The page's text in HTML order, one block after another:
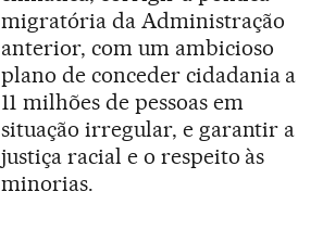
migratória da Administração
anterior, com um ambicioso
plano de conceder cidadania a
11 milhões de pessoas em
situação irregular, e garantir a
justiça racial e o respeito às
minorias.